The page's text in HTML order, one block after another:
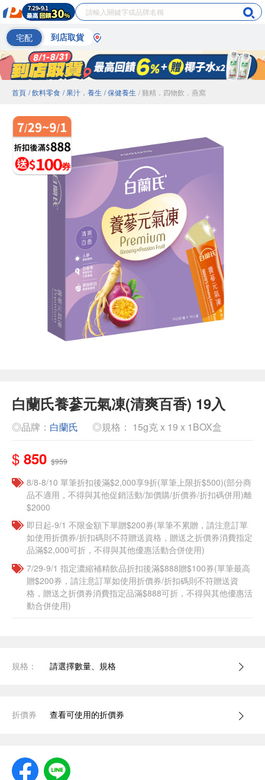
宅配 到店取貨
首頁 / 飲料零食 / 果汁．養生 / 保健養生 / 雞精．四物飲．燕窩
白蘭氏養蔘元氣凍(清爽百香) 19入
◎品牌： 白蘭氏 ◎規格： 15g克 x 19 x 1BOX盒
$ 850 $959
8/8-8/10 單筆折扣後滿$2,000享9折(單筆上限折$500)(部分商
品不適用，不得與其他促銷活動/加價購/折價券/折扣碼併用)離
$2000
即日起-9/1 不限金額下單贈$200券(單筆不累贈，請注意訂單
如使用折價券/折扣碼則不符贈送資格，贈送之折價券消費指定
品滿$2,000可折，不得與其他優惠活動合併使用)
7/29-9/1 指定濃縮補精飲品​折扣後滿$888贈$100券(單筆最高
贈$200券，請注意訂單如使用折價券/折扣碼則不符贈送資
格，贈送之折價券消費指定品滿$888可折，不得與其他優惠活
動合併使用)
規格： 請選擇數量、規格
折價券 查看可使用的折價券